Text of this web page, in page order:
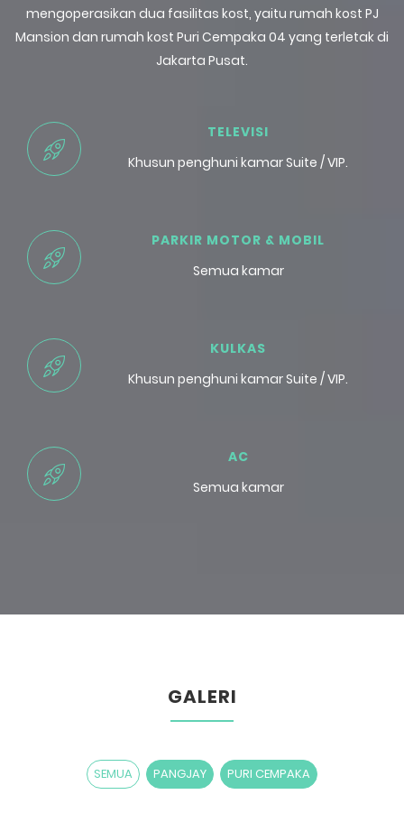
mengoperasikan dua fasilitas kost, yaitu rumah kost PJ
Mansion dan rumah kost Puri Cempaka 04 yang terletak di
Jakarta Pusat.
TELEVISI
Khusun penghuni kamar Suite / VIP.
PARKIR MOTOR & MOBIL
Semua kamar
KULKAS
Khusun penghuni kamar Suite / VIP.
AC
Semua kamar
GALERI
SEMUA PANGJAY PURI CEMPAKA